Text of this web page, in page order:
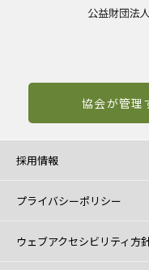
協会が管理
採用情報
プライバシーポリシー
ウェブアクセシビリティ方